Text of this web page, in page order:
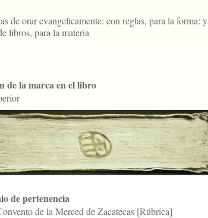
de orar evangelicamente: con reglas, para la forma: y
libros, para la materia
de la marca en el libro
de pertenencia
de la Merced de Zacatecas [Rúbrica]